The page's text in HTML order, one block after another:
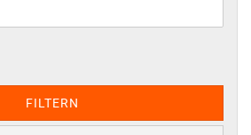
FILTERN